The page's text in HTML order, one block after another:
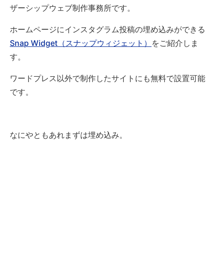
ザーシップウェブ制作事務所です。
ホームページにインスタグラム投稿の埋め込みができる
Snap Widget（スナップウィジェット） をご紹介しま
す。
ワードプレス以外で制作したサイトにも無料で設置可能
です。
なにやともあれまずは埋め込み。